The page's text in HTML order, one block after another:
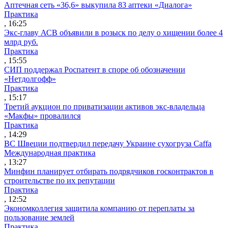
Аптечная сеть «36,6» выкупила 83 аптеки «Диалога»
Практика
, 16:25
Экс-главу АСВ объявили в розыск по делу о хищении более 4
млрд руб.
Практика
, 15:55
СИП поддержал Роспатент в споре об обозначении
«Нетдолгофф»
Практика
, 15:17
Третий аукцион по приватизации активов экс-владельца
«Макфы» провалился
Практика
, 14:29
ВС Швеции подтвердил передачу Украине сухогруза Caffa
Международная практика
, 13:27
Минфин планирует отбирать подрядчиков госконтрактов в
строительстве по их репутации
Практика
, 12:52
Экономколлегия защитила компанию от переплаты за
пользование землей